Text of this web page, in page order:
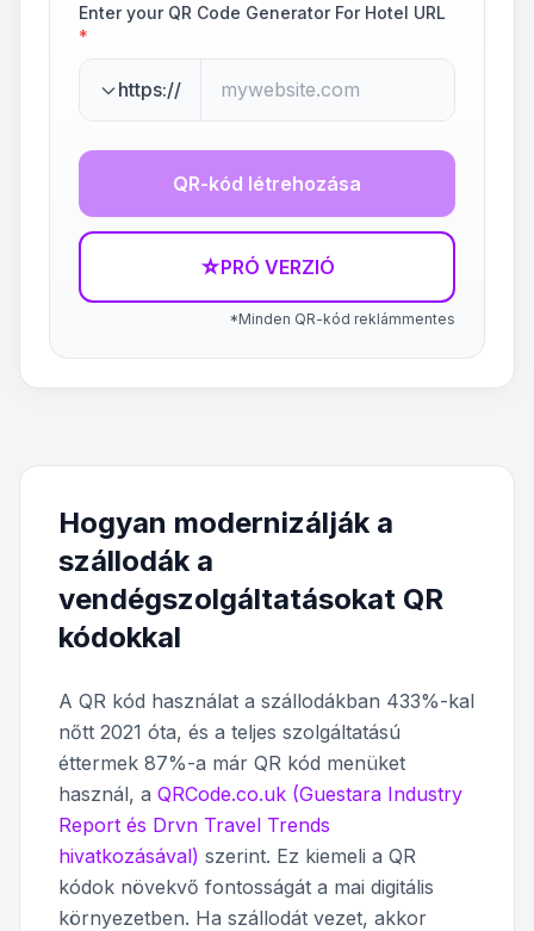
Enter your QR Code Generator For Hotel URL
*
https://
QR-kód létrehozása
☆PRÓ VERZIÓ
*Minden QR-kód reklámmentes
Hogyan modernizálják a
szállodák a
vendégszolgáltatásokat QR
kódokkal
A QR kód használat a szállodákban 433%-kal
nőtt 2021 óta, és a teljes szolgáltatású
éttermek 87%-a már QR kód menüket
használ, a QRCode.co.uk (Guestara Industry
Report és Drvn Travel Trends
hivatkozásával) szerint. Ez kiemeli a QR
kódok növekvő fontosságát a mai digitális
környezetben. Ha szállodát vezet, akkor